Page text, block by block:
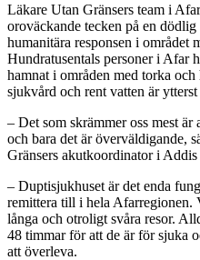
Läkare Utan Gränsers team i
oroväckande tecken på en
humanitära responsen i området
Hundratusentals personer i Afar
hamnat i områden med torka
sjukvård och rent vatten är
– Det som skrämmer oss mest är
och bara det är överväldigande,
Gränsers akutkoordinator i
– Duptisjukhuset är det enda
remittera till i hela Afarregionen.
långa och otroligt svåra resor.
48 timmar för att de är för sjuka
att överleva.